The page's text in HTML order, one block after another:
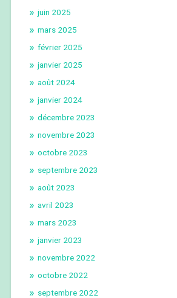
juin 2025
mars 2025
février 2025
janvier 2025
août 2024
janvier 2024
décembre 2023
novembre 2023
octobre 2023
septembre 2023
août 2023
avril 2023
mars 2023
janvier 2023
novembre 2022
octobre 2022
septembre 2022